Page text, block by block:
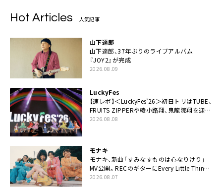
Hot Articles 人気記事
山下達郎
山下達郎、37年ぶりのライブアルバム
『JOY2』が完成
2026.08.09
LuckyFes
【速レポ】＜LuckyFes’26＞初日トリはTUBE、
FRUITS ZIPPERや綾小路翔、鬼龍院翔を迎え
た豪華コラボも「知ってたらぜひ一緒に歌っ
2026.08.08
モナキ
モナキ、新曲「すみなすものは心なりけり」
MV公開。RECのギターにEvery Little Thing・
伊藤一朗参加も
2026.08.07